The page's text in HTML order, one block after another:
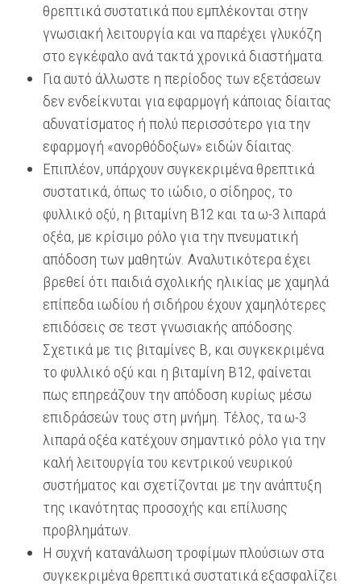
θρεπτικά συστατικά που εμπλέκονται στην
γνωσιακή λειτουργία και να παρέχει γλυκόζη
στο εγκέφαλο ανά τακτά χρονικά διαστήματα.
Για αυτό άλλωστε η περίοδος των εξετάσεων
δεν ενδείκνυται για εφαρμογή κάποιας δίαιτας
αδυνατίσματος ή πολύ περισσότερο για την
εφαρμογή «ανορθόδοξων» ειδών δίαιτας.
Επιπλέον, υπάρχουν συγκεκριμένα θρεπτικά
συστατικά, όπως το ιώδιο, ο σίδηρος, το
φυλλικό οξύ, η βιταμίνη Β12 και τα ω-3 λιπαρά
οξέα, με κρίσιμο ρόλο για την πνευματική
απόδοση των μαθητών. Αναλυτικότερα έχει
βρεθεί ότι παιδιά σχολικής ηλικίας με χαμηλά
επίπεδα ιωδίου ή σιδήρου έχουν χαμηλότερες
επιδόσεις σε τεστ γνωσιακής απόδοσης.
Σχετικά με τις βιταμίνες Β, και συγκεκριμένα
το φυλλικό οξύ και η βιταμίνη Β12, φαίνεται
πως επηρεάζουν την απόδοση κυρίως μέσω
επιδράσεών τους στη μνήμη. Τέλος, τα ω-3
λιπαρά οξέα κατέχουν σημαντικό ρόλο για την
καλή λειτουργία του κεντρικού νευρικού
συστήματος και σχετίζονται με την ανάπτυξη
της ικανότητας προσοχής και επίλυσης
προβλημάτων.
Η συχνή κατανάλωση τροφίμων πλούσιων στα
συγκεκριμένα θρεπτικά συστατικά εξασφαλίζει